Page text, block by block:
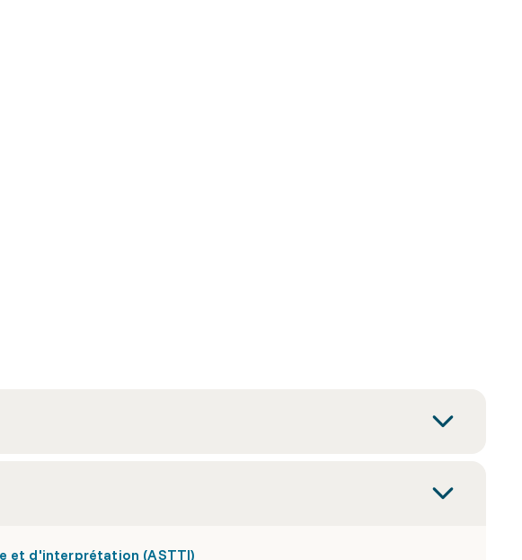
et d'interprétation (ASTTI)